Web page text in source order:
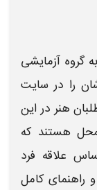
گروه آزمایشی
را در سایت
هنردر این
هستند که
علاقه فرد
راهنمای کامل